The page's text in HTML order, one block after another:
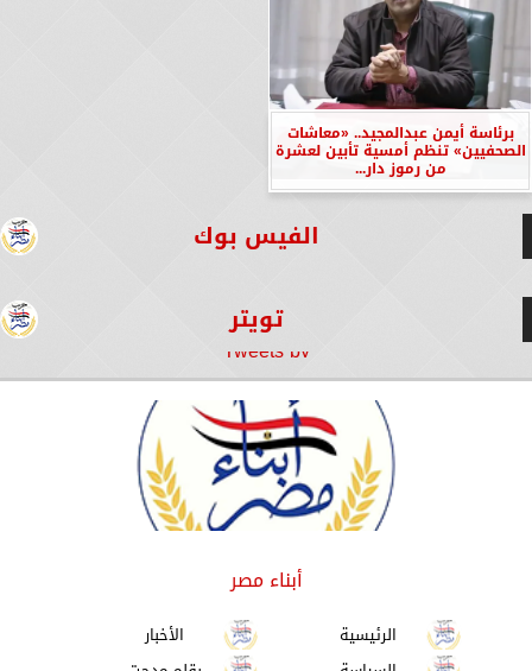
برئاسة أيمن عبدالمجيد.. «معاشات
الصحفيين» تنظم أمسية تأبين لعشرة
من رموز دار...
الفيس بوك
تويتر
Tweets by
أبناء مصر
الرئيسية
الأخبار